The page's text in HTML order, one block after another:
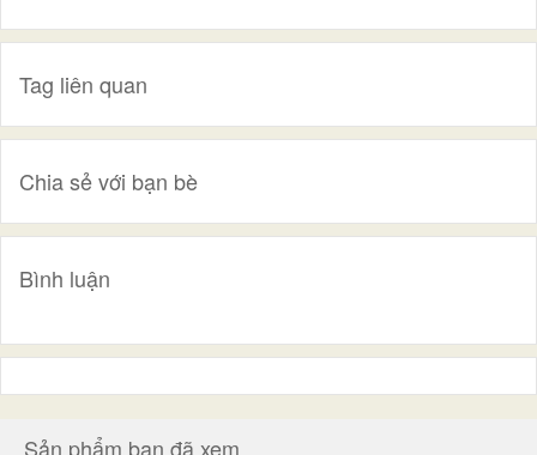
Tag liên quan
Chia sẻ với bạn bè
Bình luận
Sản phẩm bạn đã xem